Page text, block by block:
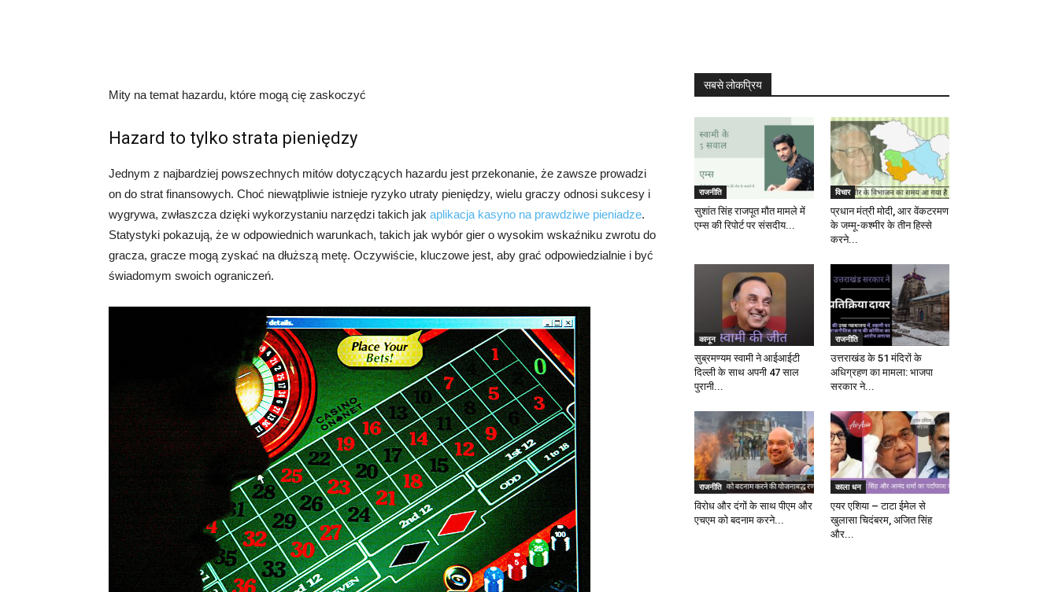
Mity na temat hazardu, które mogą cię zaskoczyć
Hazard to tylko strata pieniędzy
Jednym z najbardziej powszechnych mitów dotyczących hazardu jest przekonanie, że zawsze prowadzi
on do strat finansowych. Choć niewątpliwie istnieje ryzyko utraty pieniędzy, wielu graczy odnosi sukcesy i
wygrywa, zwłaszcza dzięki wykorzystaniu narzędzi takich jak aplikacja kasyno na prawdziwe pieniadze.
Statystyki pokazują, że w odpowiednich warunkach, takich jak wybór gier o wysokim wskaźniku zwrotu do
gracza, gracze mogą zyskać na dłuższą metę. Oczywiście, kluczowe jest, aby grać odpowiedzialnie i być
świadomym swoich ograniczeń.
सबसे लोकप्रिय
राजनीति
सुशांत सिंह राजपूत मौत मामले में
एम्स की रिपोर्ट पर संसदीय...
विचार
प्रधान मंत्री मोदी, आर वेंकटरमण
के जम्मू-कश्मीर के तीन हिस्से
करने...
कानून
सुब्रमण्यम स्वामी ने आईआईटी
दिल्ली के साथ अपनी 47 साल
पुरानी...
राजनीति
उत्तराखंड के 51 मंदिरों के
अधिग्रहण का मामला: भाजपा
सरकार ने...
राजनीति
विरोध और दंगों के साथ पीएम और
एचएम को बदनाम करने...
काला धन
एयर एशिया – टाटा ईमेल से
खुलासा चिदंबरम, अजित सिंह
और...